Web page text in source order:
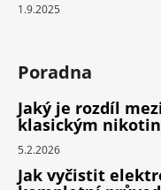
1.9.2025
Poradna
Jaký je rozdíl
klasickým
5.2.2026
Jak vyčistit